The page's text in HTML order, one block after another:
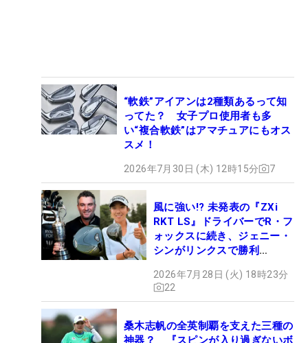
“軟鉄”アイアンは2種類あるって知
ってた？ 女子プロ使用者も多
い“複合軟鉄”はアマチュアにもオス
スメ！
2026年7月30日 (木) 12時15分 7
風に強い!? 未発表の『ZXi
RKT LS』ドライバーでR・フ
ォックスに続き、ジェニー・
シンがリンクスで勝利
2026年7月28日 (火) 18時23分
22
桑木志帆の全英制覇を支えた三種の
神器？ 『スピンが入り過ぎないボ